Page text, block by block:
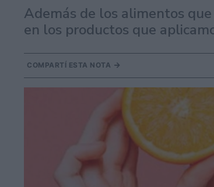
Además de los alimentos
en los productos que
COMPARTÍ ESTA NOTA